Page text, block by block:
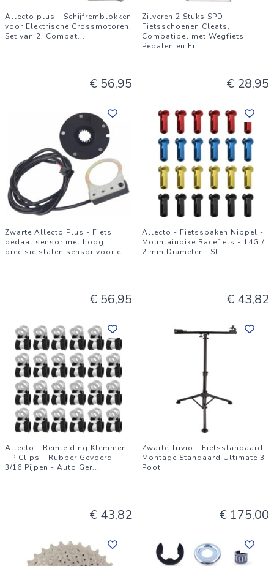
Allecto plus - Schijfremblokken
voor Elektrische Crossmotoren,
Set van 2, Compat...
€ 56,95
Zilveren 2 Stuks SPD
Fietsschoenen Cleats,
Compatibel met Wegfiets
Pedalen en Fi...
€ 28,95
Zwarte Allecto Plus - Fiets
pedaal sensor met hoog
precisie stalen sensor voor e...
€ 56,95
Allecto - Fietsspaken Nippel -
Mountainbike Racefiets - 14G /
2 mm Diameter - St...
€ 43,82
Allecto - Remleiding Klemmen
- P Clips - Rubber Gevoerd -
3/16 Pijpen - Auto Ger...
€ 43,82
Zwarte Trivio - Fietsstandaard
Montage Standaard Ultimate 3-
Poot
€ 175,00